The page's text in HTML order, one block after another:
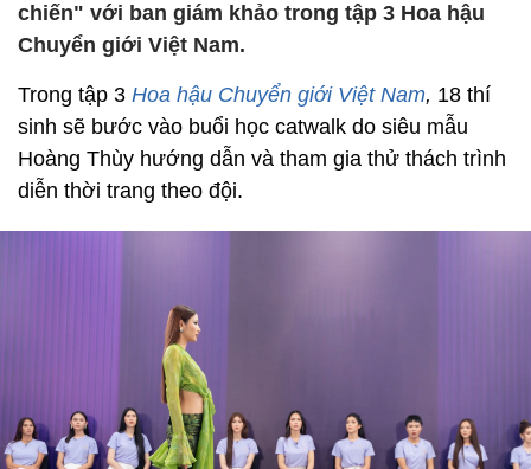
chiến" với ban giám khảo trong tập 3 Hoa hậu
Chuyển giới Việt Nam.
Trong tập 3 Hoa hậu Chuyển giới Việt Nam, 18 thí
sinh sẽ bước vào buổi học catwalk do siêu mẫu
Hoàng Thùy hướng dẫn và tham gia thử thách trình
diễn thời trang theo đội.